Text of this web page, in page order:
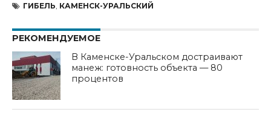
ГИБЕЛЬ, КАМЕНСК-УРАЛЬСКИЙ
РЕКОМЕНДУЕМОЕ
В Каменске-Уральском достраивают
манеж: готовность объекта — 80
процентов